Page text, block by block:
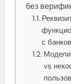
без
с
Модели
vs